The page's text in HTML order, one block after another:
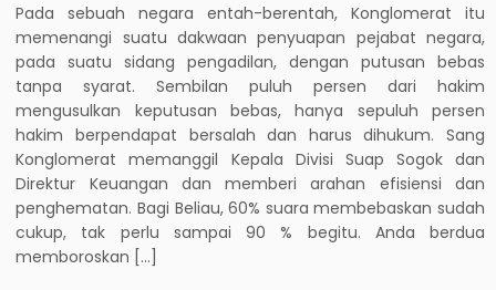
Pada sebuah negara entah-berentah, Konglomerat itu
memenangi suatu dakwaan penyuapan pejabat negara,
pada suatu sidang pengadilan, dengan putusan bebas
tanpa syarat. Sembilan puluh persen dari hakim
mengusulkan keputusan bebas, hanya sepuluh persen
hakim berpendapat bersalah dan harus dihukum. Sang
Konglomerat memanggil Kepala Divisi Suap Sogok dan
Direktur Keuangan dan memberi arahan efisiensi dan
penghematan. Bagi Beliau, 60% suara membebaskan sudah
cukup, tak perlu sampai 90 % begitu. Anda berdua
memboroskan […]